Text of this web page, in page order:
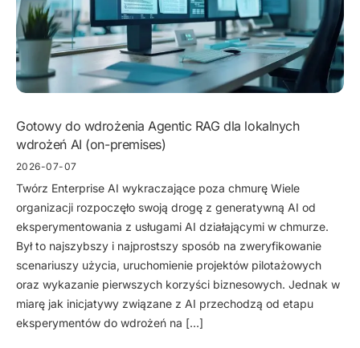
Gotowy do wdrożenia Agentic RAG dla lokalnych
wdrożeń AI (on-premises)
2026-07-07
Twórz Enterprise AI wykraczające poza chmurę Wiele
organizacji rozpoczęło swoją drogę z generatywną AI od
eksperymentowania z usługami AI działającymi w chmurze.
Był to najszybszy i najprostszy sposób na zweryfikowanie
scenariuszy użycia, uruchomienie projektów pilotażowych
oraz wykazanie pierwszych korzyści biznesowych. Jednak w
miarę jak inicjatywy związane z AI przechodzą od etapu
eksperymentów do wdrożeń na […]